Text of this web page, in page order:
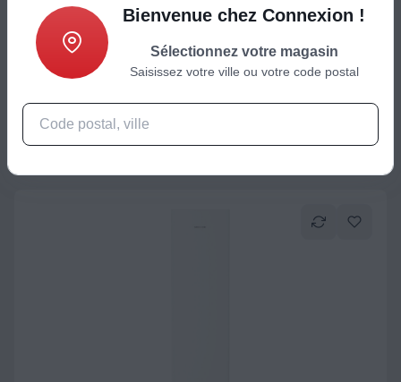
Réfrigérateur avec freezer
Réfrigérateur top LIEBHERR TK12Ve00
Bienvenue chez Connexion !
Sélectionnez votre magasin
Saisissez votre ville ou votre code postal